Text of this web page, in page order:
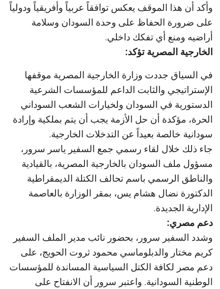
وأكد أن هذا الموقف يعكس توافقاً عربياً وأفريقياً ودولياً
على ضرورة الحفاظ على وحدة السودان وسلامة
أراضيه ومنع أي تفكك داخلي.
الخارجية المصرية تؤكد:
في السياق جددت وزارة الخارجية المصرية موقفها
الإستراتيجي والثابت الداعم للمؤسسات الشرعية
الدستورية في السودان ولخيارات الشعب السوداني
الحرة، مؤكدة أن حل الأزمة يجب أن يتم بملكية وإرادة
سودانية خالصة بعيداً عن التدخلات الخارجية.
جاء ذلك خلال لقاء رسمي جمع السفير ياسر سرور،
مسؤول ملف السودان بالخارجية المصرية، بالقيادية
والناطق الرسمي باسم تحالف الكتلة الديمقراطية
الدكتورة نضال هشام يس، بمقر الوزارة بالعاصمة
الإدارية الجديدة.
دعم مصري:
وشدد السفير سرور، بحضور نائب مدير الملف السفير
كريم مختار والدبلوماسي محمود ثروت الحويج، على
دعم مصر لكافة الكتل السياسية المساندة للمؤسسات
الوطنية السودانية. واعتبر سرور أن الانفتاح على